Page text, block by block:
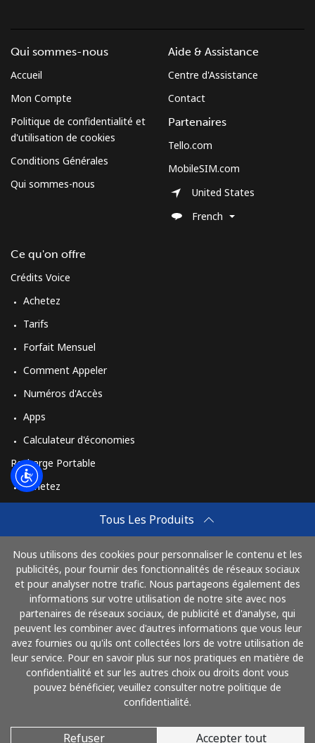
Tous Les Produits
Nous utilisons des cookies pour personnaliser le contenu et les
publicités, pour fournir des fonctionnalités de réseaux sociaux
et pour analyser notre trafic. Nous partageons également des
informations sur votre utilisation de notre site avec nos
partenaires de réseaux sociaux, de publicité et d'analyse, qui
peuvent les combiner avec d'autres informations que vous leur
avez fournies ou qu'ils ont collectées lors de votre utilisation de
leur service. Pour en savoir plus sur nos pratiques en matière de
confidentialité et sur les autres choix ou droits dont vous
pouvez bénéficier, veuillez consulter notre politique de
confidentialité.
Refuser Accepter tout
Qui sommes-nous
Accueil
Mon Compte
Politique de confidentialité et
d'utilisation de cookies
Conditions Générales
Qui sommes-nous
Ce qu'on offre
Crédits Voice
Achetez
Tarifs
Forfait Mensuel
Comment Appeler
Numéros d'Accès
Apps
Calculateur d'économies
Recharge Portable
Achetez
Achetez
Mode de fonctionnement
Aide & Assistance
Centre d'Assistance
Contact
Partenaires
Tello.com
MobileSIM.com
United States
French
Payez avec